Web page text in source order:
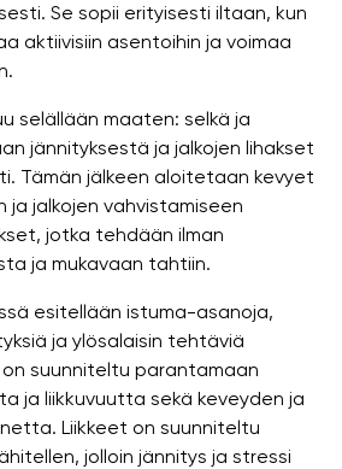
Se sopii erityisesti iltaan, kun
aktiivisiin asentoihin ja voimaa
selällään maaten: selkä ja
jännityksestä ja jalkojen lihakset
Tämän jälkeen aloitetaan kevyet
ja jalkojen vahvistamiseen
jotka tehdään ilman
ja mukavaan tahtiin.
esitellään istuma-asanoja,
ja ylösalaisin tehtäviä
on suunniteltu parantamaan
ja liikkuvuutta sekä keveyden ja
Liikkeet on suunniteltu
jolloin jännitys ja stressi